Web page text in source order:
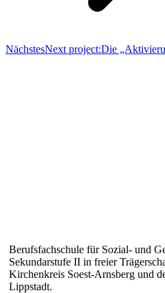
NächstesNext project:Die
Berufsfachschule für Sozial- und
Sekundarstufe II in freier
Kirchenkreis Soest-Arnsberg und
Lippstadt.